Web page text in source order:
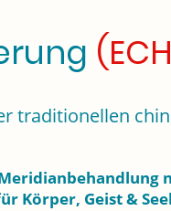
traditionellen
Körper, Geist &